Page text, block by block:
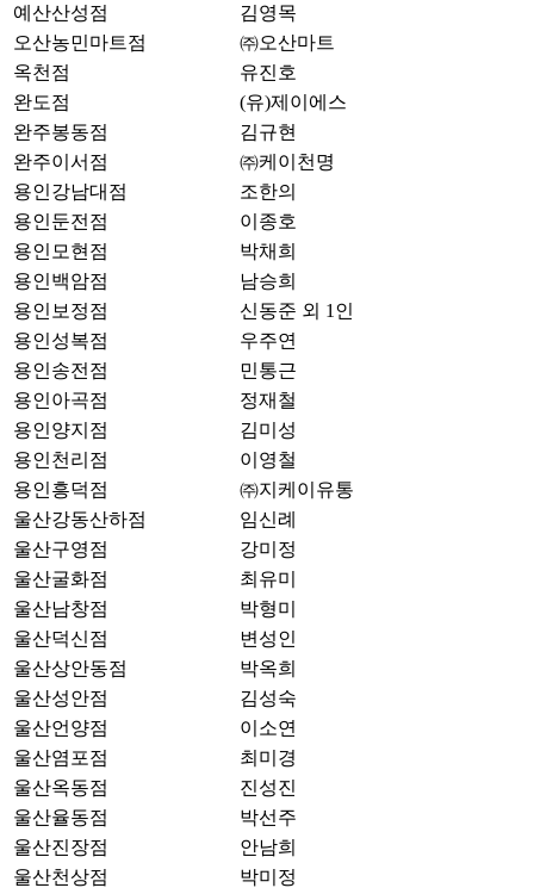
예산산성점
김영목
오산농민마트점
㈜오산마트
옥천점
유진호
완도점
(유)제이에스
완주봉동점
김규현
완주이서점
㈜케이천명
용인강남대점
조한의
용인둔전점
이종호
용인모현점
박채희
용인백암점
남승희
용인보정점
신동준 외 1인
용인성복점
우주연
용인송전점
민통근
용인아곡점
정재철
용인양지점
김미성
용인천리점
이영철
용인흥덕점
㈜지케이유통
울산강동산하점
임신례
울산구영점
강미정
울산굴화점
최유미
울산남창점
박형미
울산덕신점
변성인
울산상안동점
박옥희
울산성안점
김성숙
울산언양점
이소연
울산염포점
최미경
울산옥동점
진성진
울산율동점
박선주
울산진장점
안남희
울산천상점
박미정